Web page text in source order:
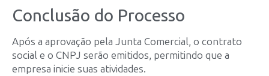
Conclusão do Processo
Após a aprovação pela Junta Comercial, o contrato
social e o CNPJ serão emitidos, permitindo que a
empresa inicie suas atividades.